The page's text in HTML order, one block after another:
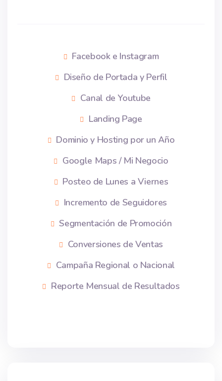
Facebook e Instagram
Diseño de Portada y Perfil
Canal de Youtube
Landing Page
Dominio y Hosting por un Año
Google Maps / Mi Negocio
Posteo de Lunes a Viernes
Incremento de Seguidores
Segmentación de Promoción
Conversiones de Ventas
Campaña Regional o Nacional
Reporte Mensual de Resultados